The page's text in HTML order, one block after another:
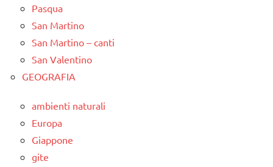
Pasqua
San Martino
San Martino – canti
San Valentino
GEOGRAFIA
ambienti naturali
Europa
Giappone
gite